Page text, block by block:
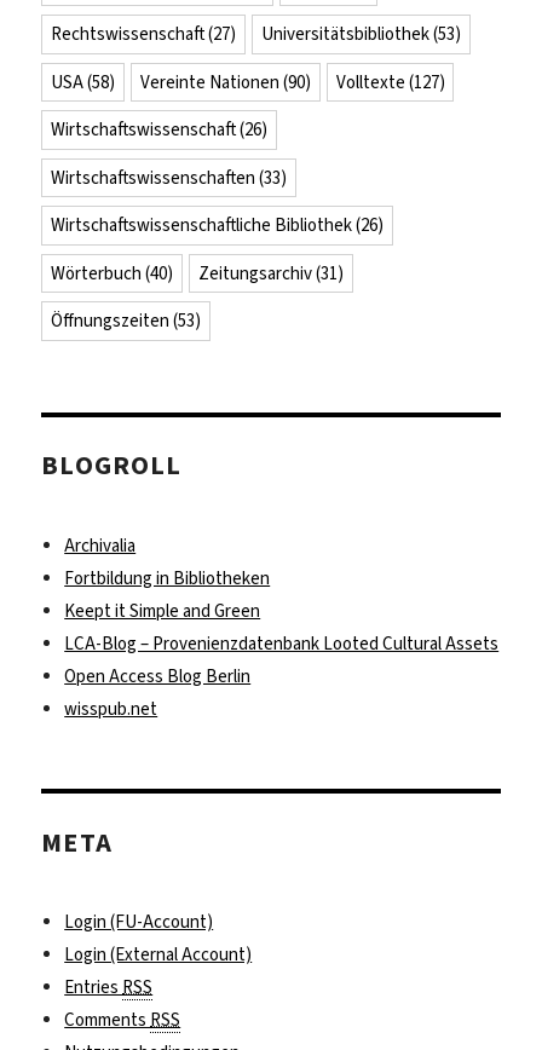
Rechtswissenschaft(27) Universitätsbibliothek(53)
USA(58) Vereinte Nationen (90) Volltexte (127)
Wirtschaftswissenschaft(26)
Wirtschaftswissenschaften (33)
Wirtschaftswissenschaftliche Bibliothek(26)
Wörterbuch (40) Zeitungsarchiv(31)
Öffnungszeiten (53)
BLOGROLL
Archivalia
Fortbildung in Bibliotheken
Keept it Simple and Green
LCA-Blog – Provenienzdatenbank Looted Cultural Assets
Open Access Blog Berlin
wisspub.net
META
Login (FU-Account)
Login (External Account)
EntriesRSS
CommentsRSS